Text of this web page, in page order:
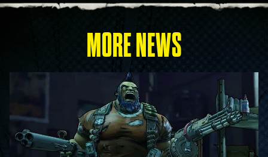
MORE NEWS